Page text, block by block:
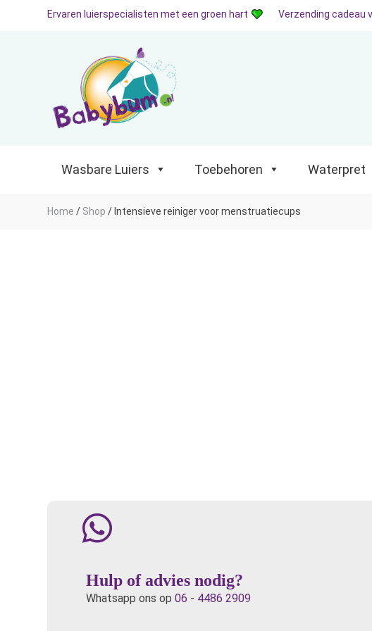
Wasbare Luiers Toebehoren
Ervaren luierspecialisten met een groen hart Verzending cadeau
Wasbare Luiers Toebehoren Waterpret
Home / Shop / Intensieve reiniger voor menstruatiecups
Hulp of advies nodig?
Whatsapp ons op 06 - 4486 2909